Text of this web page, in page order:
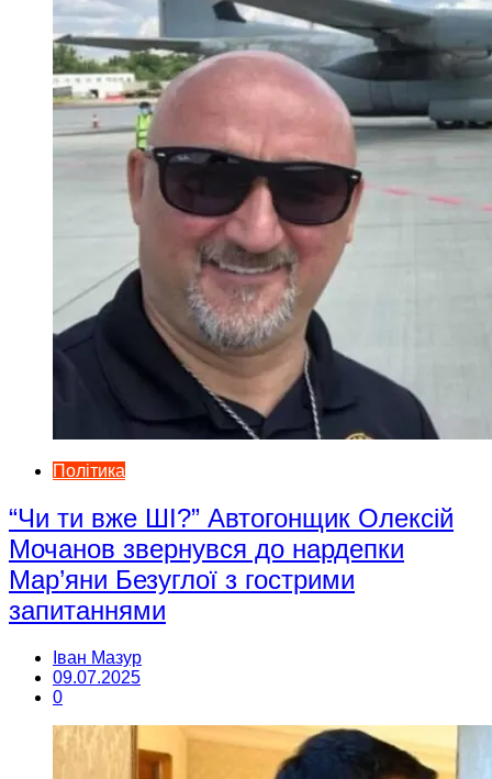
Політика
“Чи ти вже ШІ?” Автогонщик Олексій
Мочанов звернувся до нардепки
Мар’яни Безуглої з гострими
запитаннями
Іван Мазур
09.07.2025
0